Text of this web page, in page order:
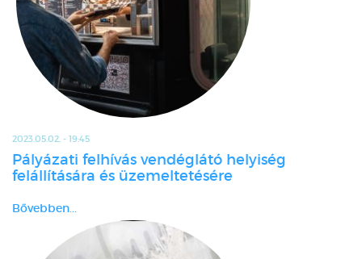
2023.05.02. - 19:45
Pályázati felhívás vendéglátó helyiség
felállítására és üzemeltetésére
Bővebben...